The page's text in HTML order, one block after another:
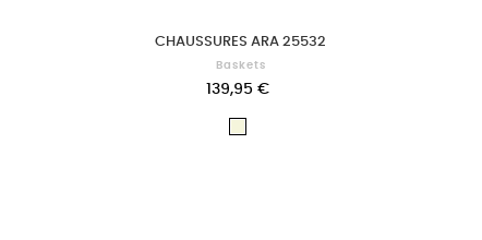
CHAUSSURES ARA 25532
Baskets
139,95 €